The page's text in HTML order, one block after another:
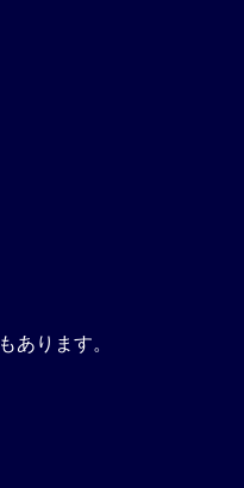
あります。